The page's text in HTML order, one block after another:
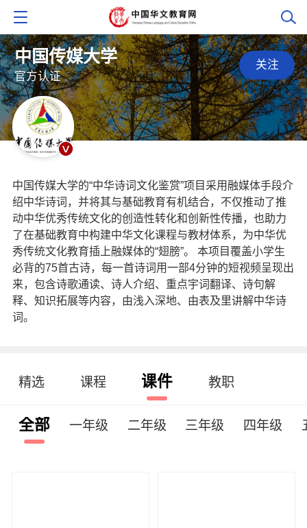
中国传媒大学
官方认证
中国传媒大学的“中华诗词文化鉴赏”项目采用融媒体手段介
绍中华诗词，并将其与基础教育有机结合，不仅推动了推
动中华优秀传统文化的创造性转化和创新性传播，也助力
了在基础教育中构建中华文化课程与教材体系，为中华优
秀传统文化教育插上融媒体的“翅膀”。 本项目覆盖小学生
必背的75首古诗，每一首诗词用一部4分钟的短视频呈现出
来，包含诗歌通读、诗人介绍、重点宇词翻译、诗句解
释、知识拓展等内容，由浅入深地、由表及里讲解中华诗
词。
关注
精选 课程 课件 教职
全部 一年级 二年级 三年级 四年级